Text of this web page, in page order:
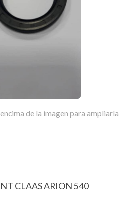
de la imagen para ampliarla
CLAAS ARION 540